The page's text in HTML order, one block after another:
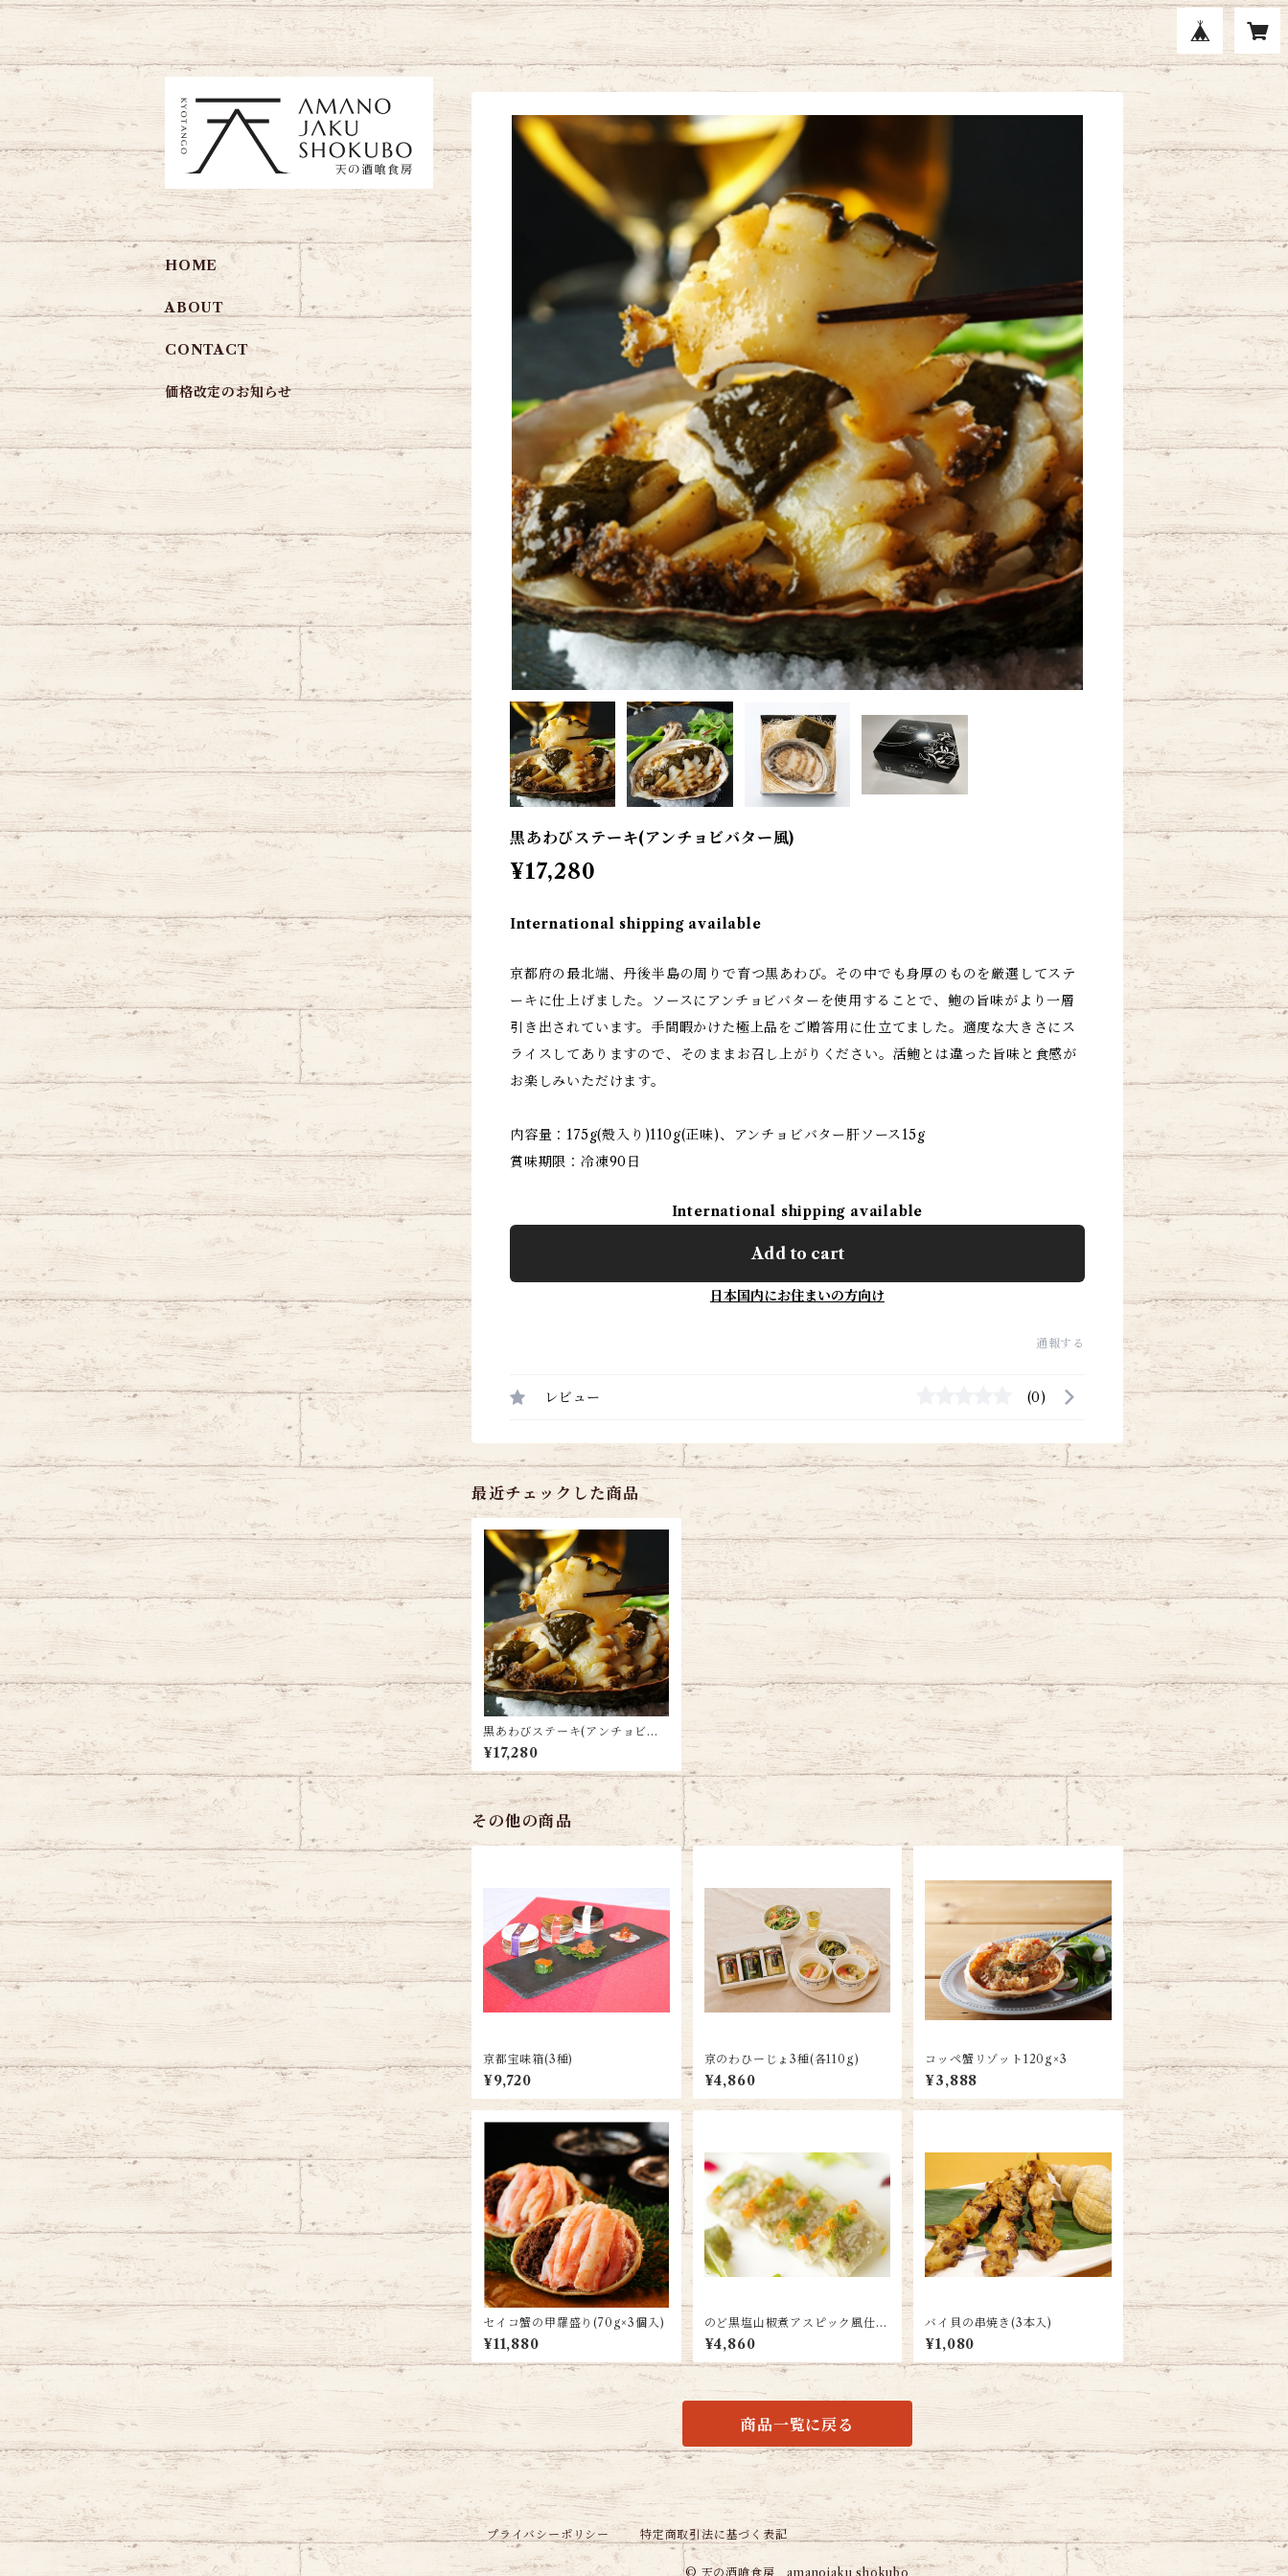
黒あわびステーキ(アンチョビバター風)
¥17,280
International shipping available
京都府の最北端、丹後半島の周りで育つ黒あわび。その中でも身厚のものを厳選してステ
ーキに仕上げました。ソースにアンチョビバターを使用することで、鮑の旨味がより一層
引き出されています。手間暇かけた極上品をご贈答用に仕立てました。適度な大きさにス
ライスしてありますので、そのままお召し上がりください。活鮑とは違った旨味と食感が
お楽しみいただけます。
内容量：175g(殻入り)110g(正味)、アンチョビバター肝ソース15g
賞味期限：冷凍90日
International shipping available
Add to cart
日本国内にお住まいの方向け
通報する
レビュー (0)
最近チェックした商品
黒あわびステーキ(アンチョビバ
ター風)
¥17,280
その他の商品
京都宝味箱(3種)
¥9,720
京のわひーじょ3種(各110g)
¥4,860
コッペ蟹リゾット120g×3
¥3,888
セイコ蟹の甲羅盛り(70g×3個入)
¥11,880
のど黒塩山椒煮アスピック風仕上
げ(70g×2)
¥4,860
バイ貝の串焼き(3本入)
¥1,080
商品一覧に戻る
HOME
ABOUT
CONTACT
価格改定のお知らせ
プライバシーポリシー 特定商取引法に基づく表記
© 天の酒喰食房 amanojaku shokubo